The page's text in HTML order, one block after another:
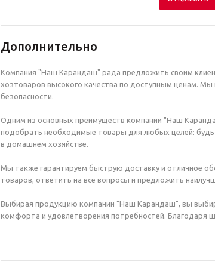
Дополнительно
Компания "Наш Карандаш" рада предложить своим
хозтоваров высокого качества по доступным ценам.
безопасности.
Одним из основных преимуществ компании "Наш
подобрать необходимые товары для любых целей: будь
в домашнем хозяйстве.
Мы также гарантируем быструю доставку и отличное
товаров, ответить на все вопросы и предложить
Выбирая продукцию компании "Наш Карандаш", вы
комфорта и удовлетворения потребностей. Благодаря